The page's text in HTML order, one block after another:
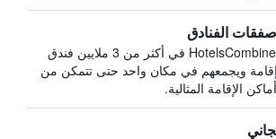
الفنادق
يبحث HotelsCombined في أكثر من 3 ملايين فندق
ويجمعهم في مكان واحد حتى تتمكن من
الإقامة المثالية.